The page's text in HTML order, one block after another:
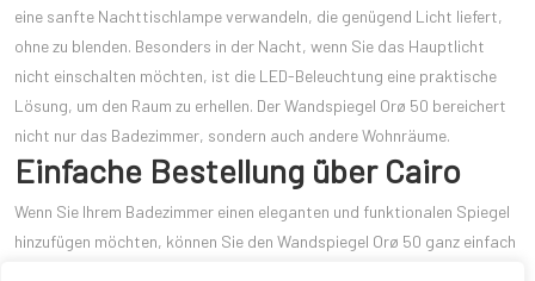
eine sanfte Nachttischlampe verwandeln, die genügend Licht liefert,
ohne zu blenden. Besonders in der Nacht, wenn Sie das Hauptlicht
nicht einschalten möchten, ist die LED-Beleuchtung eine praktische
Lösung, um den Raum zu erhellen. Der Wandspiegel Orø 50 bereichert
nicht nur das Badezimmer, sondern auch andere Wohnräume.
Einfache Bestellung über Cairo
Wenn Sie Ihrem Badezimmer einen eleganten und funktionalen Spiegel
hinzufügen möchten, können Sie den Wandspiegel Orø 50 ganz einfach